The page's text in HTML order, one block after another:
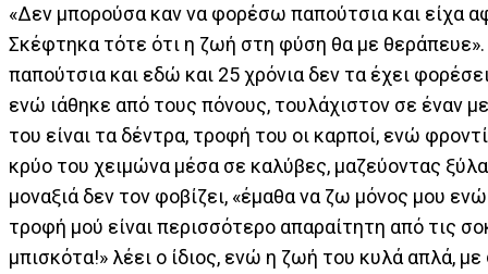
«Δεν μπορούσα καν να φορέσω παπούτσια και είχα
Σκέφτηκα τότε ότι η ζωή στη φύση θα με
παπούτσια και εδώ και 25 χρόνια δεν τα έχει
ενώ ιάθηκε από τους πόνους, τουλάχιστον σε έναν
του είναι τα δέντρα, τροφή του οι καρποί, ενώ
κρύο του χειμώνα μέσα σε καλύβες, μαζεύοντας
μοναξιά δεν τον φοβίζει, «έμαθα να ζω μόνος μου
τροφή μού είναι περισσότερο απαραίτητη από τις
μπισκότα!» λέει ο ίδιος, ενώ η ζωή του κυλά απλά,